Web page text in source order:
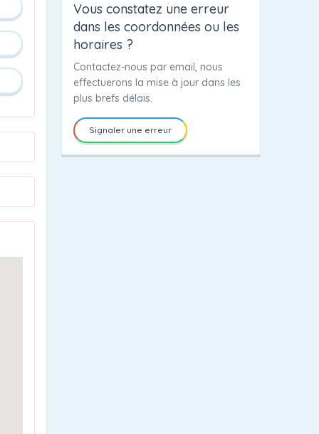
Vous constatez une erreur
dans les coordonnées ou les
horaires ?
Contactez-nous par email, nous
effectuerons la mise à jour dans les
plus brefs délais.
Signaler une erreur